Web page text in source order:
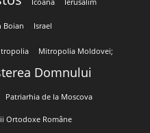
Icoana Ierusalim
Boian Israel
Mitropolia Moldovei;
Domnului
Patriarhia de la Moscova
Ortodoxe Române